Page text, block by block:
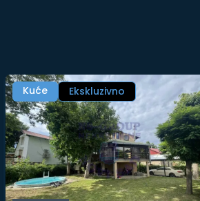
Kuće Ekskluzivno